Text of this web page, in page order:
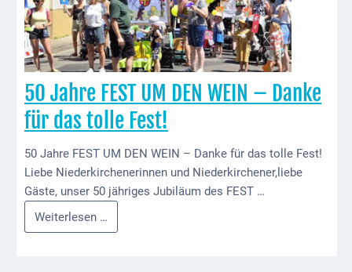
und
Caterer
Unterkünfte
Ferienwohnungen
Wohnmobilstellplatz
Betriebe &
Dienstleister
Handel &
50 Jahre FEST UM DEN WEIN – Danke
für das tolle Fest!
50 Jahre FEST UM DEN WEIN – Danke für das tolle Fest!
Liebe Niederkirchenerinnen und Niederkirchener,liebe
Gäste, unser 50 jähriges Jubiläum des FEST …
Weiterlesen …
Jahre